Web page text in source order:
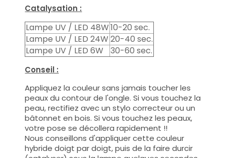
Catalysation :
Lampe UV / LED 48W10-20 sec.
Lampe UV / LED 24W 20-40 sec.
Lampe UV / LED 6W
30-60 sec.
Conseil :
Appliquez la couleur sans jamais toucher les
peaux du contour de l'ongle. Si vous touchez la
peau, rectifiez avec un stylo correcteur ou un
bâtonnet en bois. Si vous touchez les peaux,
votre pose se décollera rapidement !!
Nous conseillons d'appliquer cette couleur
hybride doigt par doigt, puis de la faire durcir